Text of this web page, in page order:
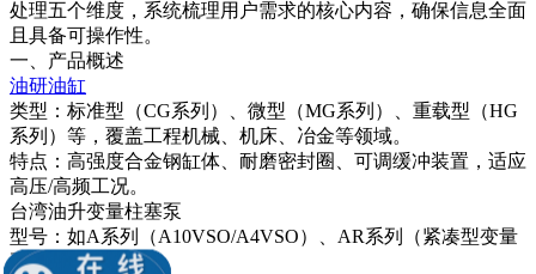
处理五个维度，系统梳理用户需求的核心内容，确保信息全面
且具备可操作性。
一、产品概述
油研油缸
类型：标准型（CG系列）、微型（MG系列）、重载型（HG
系列）等，覆盖工程机械、机床、冶金等领域。
特点：高强度合金钢缸体、耐磨密封圈、可调缓冲装置，适应
高压/高频工况。
台湾油升变量柱塞泵
型号：如A系列（A10VSO/A4VSO）、AR系列（紧凑型变量
泵）。